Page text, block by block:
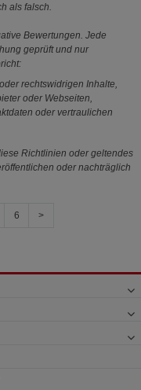
als falsch.
Bewertungen. Jede
geprüft und nur
rechtswidrigen Inhalte,
oder Webseiten,
oder vertraulichen
Richtlinien oder geltendes
oder nachträglich
6 >